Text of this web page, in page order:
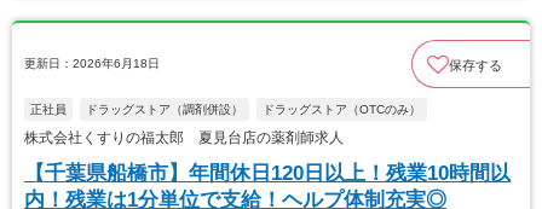
更新日：2026年6月18日 保存する
正社員 ドラッグストア（調剤併設） ドラッグストア（OTCのみ）
株式会社くすりの福太郎 夏見台店の薬剤師求人
【千葉県船橋市】年間休日120日以上！残業10時間以
内！残業は1分単位で支給！ヘルプ体制充実◎